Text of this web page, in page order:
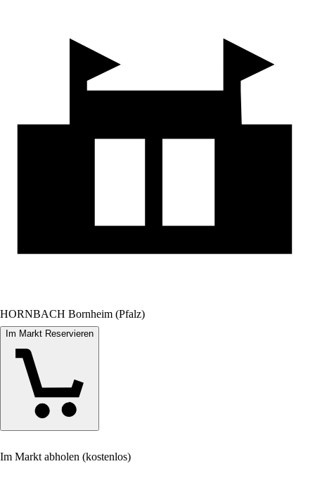
HORNBACH Bornheim (Pfalz)
Im Markt Reservieren
Im Markt abholen (kostenlos)